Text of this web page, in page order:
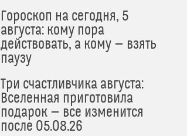
Гороскоп на сегодня, 5
августа: кому пора
действовать, а кому — взять
паузу
Три счастливчика августа:
Вселенная приготовила
подарок — все изменится
после 05.08.26